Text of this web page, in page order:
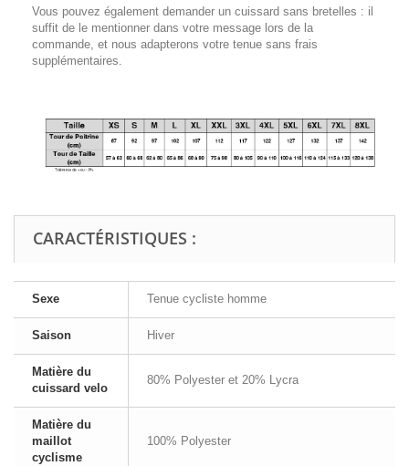
Vous pouvez également demander un cuissard sans bretelles : il
suffit de le mentionner dans votre message lors de la
commande, et nous adapterons votre tenue sans frais
supplémentaires.
CARACTÉRISTIQUES :
Sexe Tenue cycliste homme
Saison Hiver
Matière du
cuissard velo
80% Polyester et 20% Lycra
Matière du
maillot
cyclisme
100% Polyester